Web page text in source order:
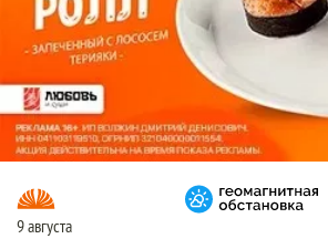
9 августа